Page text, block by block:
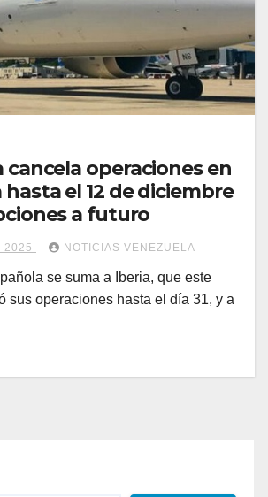
cancela operaciones en
hasta el 12 de diciembre
a futuro
2025 NOTICIAS VENEZUELA
se suma a Iberia, que este
sus operaciones hasta el día 31, y a